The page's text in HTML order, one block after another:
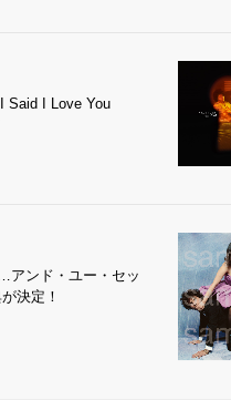
Said I Love You
アンド・ユー・セッ
決定！